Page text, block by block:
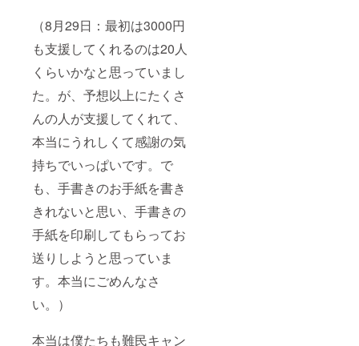
（8月29日：最初は3000円
も支援してくれるのは20人
くらいかなと思っていまし
た。が、予想以上にたくさ
んの人が支援してくれて、
本当にうれしくて感謝の気
持ちでいっぱいです。で
も、手書きのお手紙を書き
きれないと思い、手書きの
手紙を印刷してもらってお
送りしようと思っていま
す。本当にごめんなさ
い。）
本当は僕たちも難民キャン